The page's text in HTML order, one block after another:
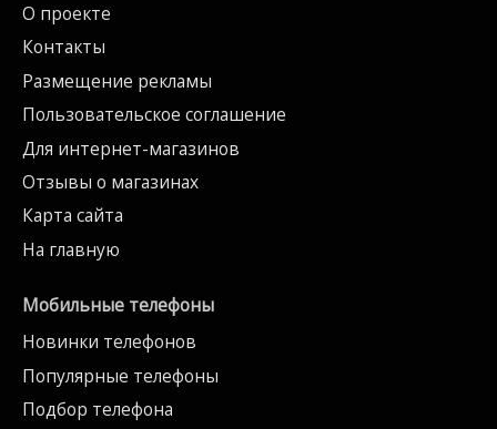
О проекте
Контакты
Размещение рекламы
Пользовательское соглашение
Для интернет-магазинов
Отзывы о магазинах
Карта сайта
На главную
Мобильные телефоны
Новинки телефонов
Популярные телефоны
Подбор телефона